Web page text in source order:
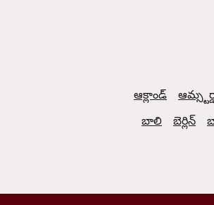
ఆక్లాండ్
బాలి
బెర్లిన్